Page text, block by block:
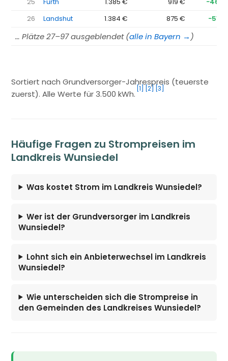
26
Landshut 1.384 € 875 € −510
… Plätze 27–97 ausgeblendet (alle in Bayern → )
Sortiert nach Grundversorger-Jahrespreis (teuerste
zuerst). Alle Werte für 3.500 kWh.
[1] [2] [3]
Häufige Fragen zu Strompreisen im
Landkreis Wunsiedel
Was kostet Strom im Landkreis Wunsiedel?
Wer ist der Grundversorger im Landkreis
Wunsiedel?
Lohnt sich ein Anbieterwechsel im Landkreis
Wunsiedel?
Wie unterscheiden sich die Strompreise in
den Gemeinden des Landkreises Wunsiedel?